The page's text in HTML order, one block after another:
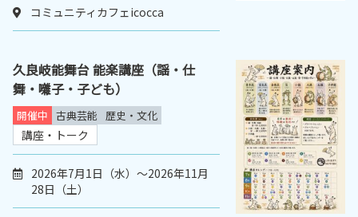
コミュニティカフェicocca
久良岐能舞台 能楽講座（謡・仕
舞・囃子・子ども）
開催中 古典芸能 歴史・文化
講座・トーク
2026年7月1日（水）～2026年11月
28日（土）